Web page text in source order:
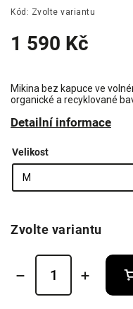
Kód: Zvolte variantu
1 590 Kč
Mikina bez kapuce ve
organické a recyklované
Detailní informace
Velikost
Zvolte variantu